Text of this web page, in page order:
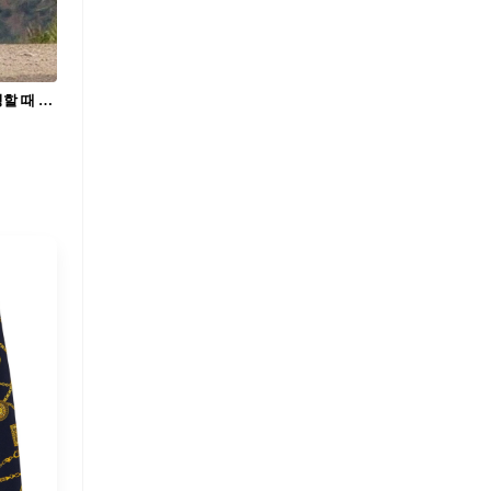
파퀴아오 형님 러닝 파트너 ’팩맨‘🥊 러닝할 때 언제나 함께였던 둘, 러닝 메이트 참고해요!🐶 매니 파퀴아오가 매일 새벽 훈련에 데리고 나간 이는 트레이너도, 팀원도 아닌 반려견 ‘팩맨’이었습니다. 작지만 누구보다 지구력 강한 잭 러셀 테리어는 험난한 언덕 코스부터 풀 러닝 루틴까지 모두 소화하며 챔피언의 숨결을 함께 했습니다. 사람보다 먼저 뛰며 동기를 주고, 지칠 때면 옆을 지키던 이 강아지는 단순한 애완견이 아닌, 파퀴아오 훈련의 상징이었습니다. 2020년 사고로 세상을 떠났지만, 여전히 많은 팬들 사이에서 ‘진정한 러닝 메이트’로 회자되고 있습니다.